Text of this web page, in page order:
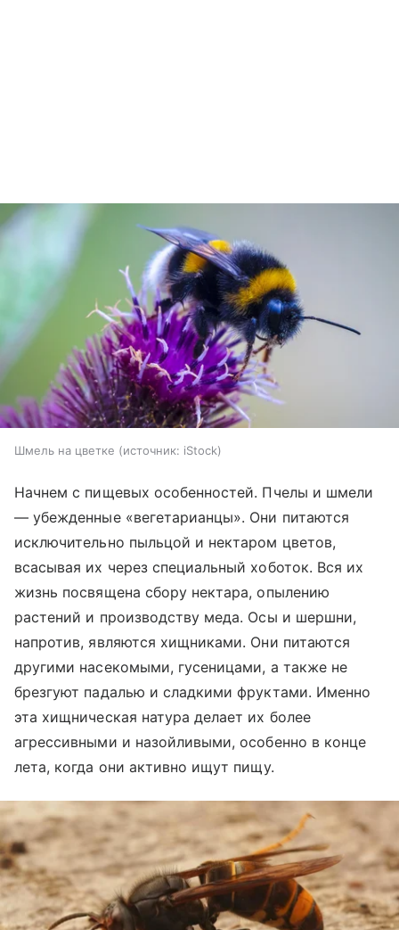
Шмель на цветке источник: iStock
Начнем с пищевых особенностей. Пчелы и шмели
— убежденные «вегетарианцы». Они питаются
исключительно пыльцой и нектаром цветов,
всасывая их через специальный хоботок. Вся их
жизнь посвящена сбору нектара, опылению
растений и производству меда. Осы и шершни,
напротив, являются хищниками. Они питаются
другими насекомыми, гусеницами, а также не
брезгуют падалью и сладкими фруктами. Именно
эта хищническая натура делает их более
агрессивными и назойливыми, особенно в конце
лета, когда они активно ищут пищу.